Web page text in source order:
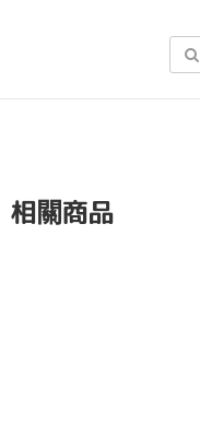
搜尋
關商品